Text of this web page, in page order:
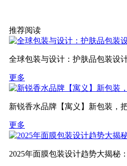
推荐阅读
全球包装与设计：护肤品包装设
更多
新锐香水品牌【寓义】新包装，
更多
2025年面膜包装设计趋势大揭秘